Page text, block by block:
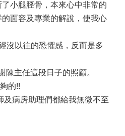
小腿脛骨，本來心中非常的
面容及專業的解說，使我心
沒以往的恐懼感，反而是多
陳主任這段日子的照顧。
的!!
及病房助理們都給我無微不至